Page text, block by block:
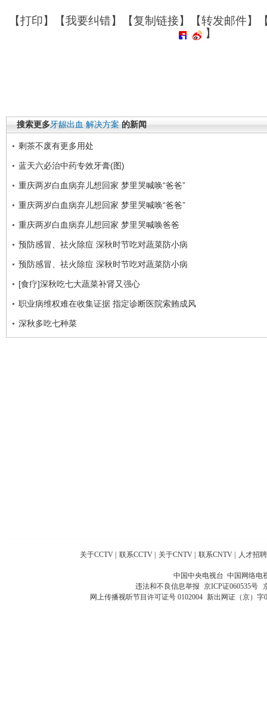
【打印】【我要纠错】【复制链接】【转发邮件】
】
搜索更多牙龈出血 解决方案 的新闻
剩茶不废有更多用处
蓝天六必治中药专效牙膏(图)
重庆两岁白血病弃儿想回家 梦里哭喊唤“爸爸”
重庆两岁白血病弃儿想回家 梦里哭喊唤“爸爸”
重庆两岁白血病弃儿想回家 梦里哭喊唤爸爸
预防感冒、祛火除痘 深秋时节吃对蔬菜防小病
预防感冒、祛火除痘 深秋时节吃对蔬菜防小病
[食疗]深秋吃七大蔬菜补肾又强心
职业病维权难在收集证据 指定诊断医院索贿成风
深秋多吃七种菜
关于CCTV 联系CCTV 关于CNTV 联系CNTV 人才招聘
中国中央电视台 中国网络电
违法和不良信息举报 京ICP证060535号
网上传播视听节目许可证号 0102004 新出网证（京）